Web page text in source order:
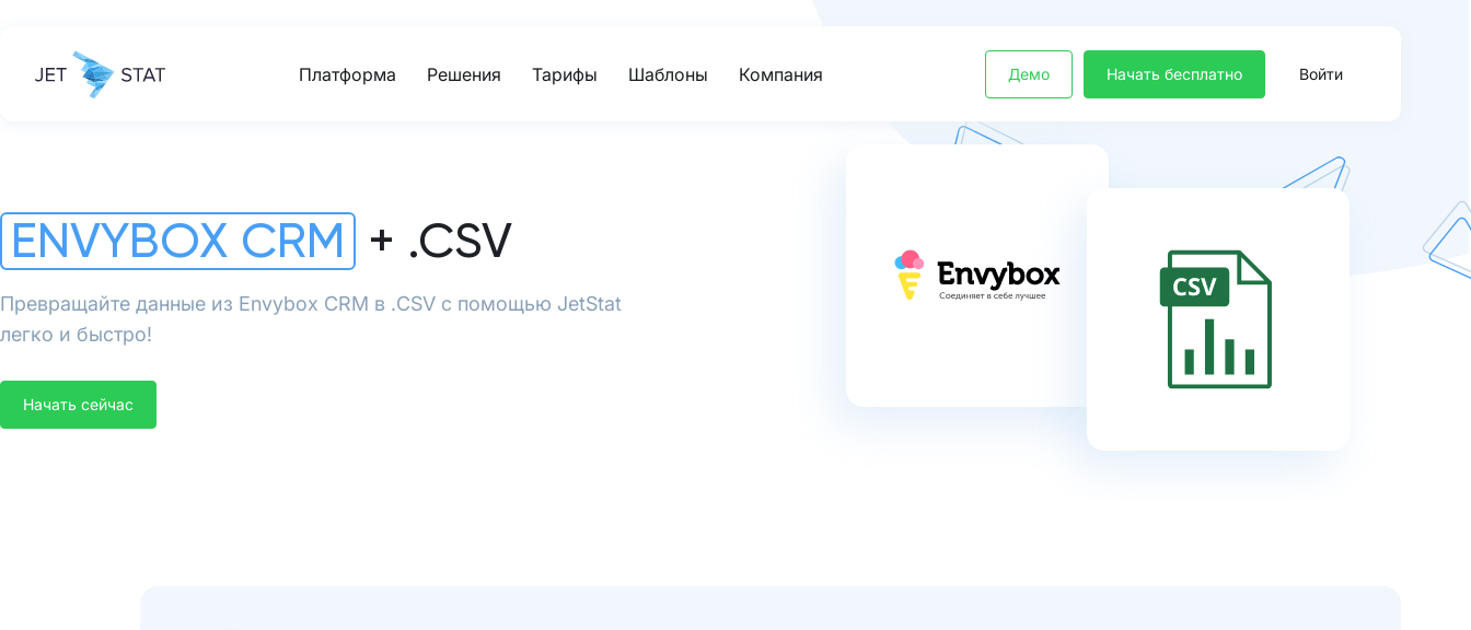
Платформа Решения Тарифы Шаблоны Компания Демо Начать бесплатно Войти
ENVYBOX CRM + .CSV
Превращайте данные из Envybox CRM в .CSV с помощью JetStat
легко и быстро!
Начать сейчас